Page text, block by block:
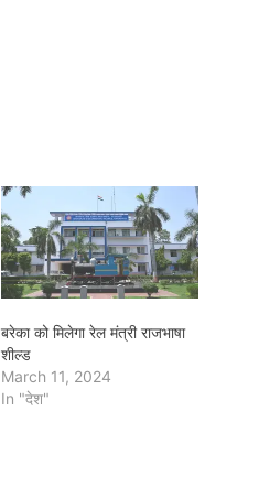
बरेका को मिलेगा रेल मंत्री राजभाषा
शील्ड
March 11, 2024
In "देश"